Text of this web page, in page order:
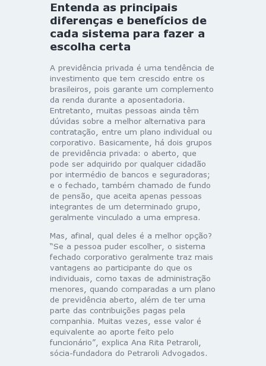
Entenda as principais
diferenças e benefícios de
cada sistema para fazer a
escolha certa
A previdência privada é uma tendência de
investimento que tem crescido entre os
brasileiros, pois garante um complemento
da renda durante a aposentadoria.
Entretanto, muitas pessoas ainda têm
dúvidas sobre a melhor alternativa para
contratação, entre um plano individual ou
corporativo. Basicamente, há dois grupos
de previdência privada: o aberto, que
pode ser adquirido por qualquer cidadão
por intermédio de bancos e seguradoras;
e o fechado, também chamado de fundo
de pensão, que aceita apenas pessoas
integrantes de um determinado grupo,
geralmente vinculado a uma empresa.
Mas, afinal, qual deles é a melhor opção?
“Se a pessoa puder escolher, o sistema
fechado corporativo geralmente traz mais
vantagens ao participante do que os
individuais, como taxas de administração
menores, quando comparadas a um plano
de previdência aberto, além de ter uma
parte das contribuições pagas pela
companhia. Muitas vezes, esse valor é
equivalente ao aporte feito pelo
funcionário”, explica Ana Rita Petraroli,
sócia-fundadora do Petraroli Advogados.